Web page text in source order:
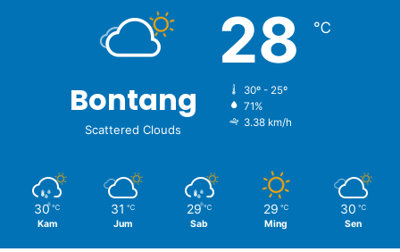
Bontang
Scattered Clouds
28 ℃
30º - 25º
71%
3.38 km/h
30 ℃
Kam
31 ℃
Jum
29 ℃
Sab
29 ℃
Ming
30 ℃
Sen